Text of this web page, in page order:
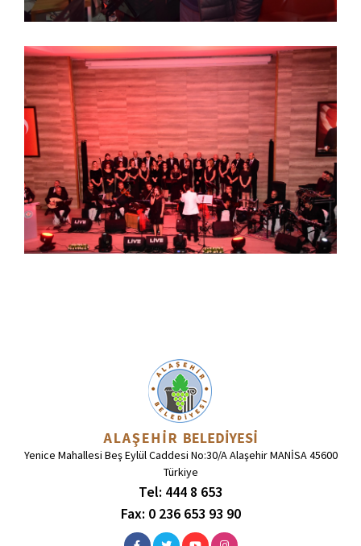
Yenice Mahallesi Beş Eylül Caddesi No:30/A Alaşehir MANİSA 45600
Türkiye
Tel: 444 8 653
Fax: 0 236 653 93 90